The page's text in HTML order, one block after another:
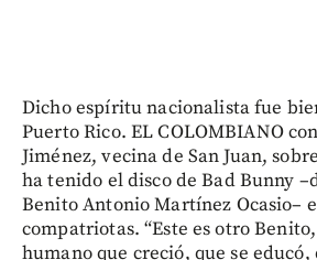
Dicho espíritu nacionalista fue
Puerto Rico. EL COLOMBIANO
Jiménez, vecina de San Juan,
ha tenido el disco de Bad Bunny
Benito Antonio Martínez Ocasio–
compatriotas. “Este es otro
humano que creció, que se